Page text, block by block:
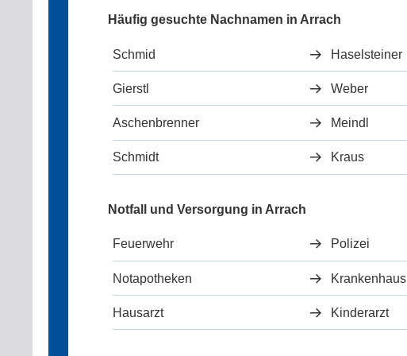
Häufig gesuchte Nachnamen in Arrach
Schmid Haselsteiner
Gierstl Weber
Aschenbrenner Meindl
Schmidt Kraus
Notfall und Versorgung in Arrach
Feuerwehr Polizei
Notapotheken Krankenhaus
Hausarzt Kinderarzt